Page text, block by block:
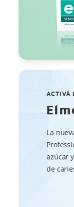
ACTIVÁ
La
azúcar
de